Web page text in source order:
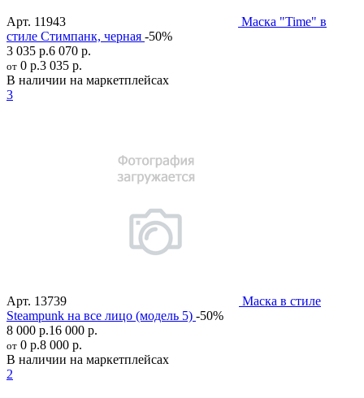
Арт. 11943
Маска "Time" в
стиле Стимпанк, черная -50%
3 035 р.6 070 р.
от 0 р.3 035 р.
В наличии на маркетплейсах
3
Арт. 13739
Маска в стиле
Steampunk на все лицо (модель 5) -50%
8 000 р.16 000 р.
от 0 р.8 000 р.
В наличии на маркетплейсах
2